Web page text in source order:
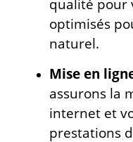
qualité pour
optimisés
naturel.
Mise en
assurons la
internet et
prestations